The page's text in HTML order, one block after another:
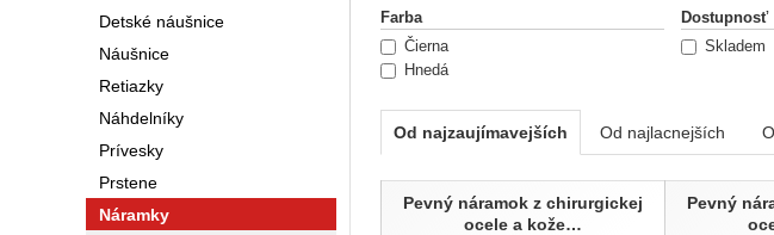
Filtrovanie podľa parametrov
Farba
Čierna
Hnedá
Dostupnosť
Skladem
Od najzaujímavejších Od najlacnejších
Produkty
Pevný náramok z chirurgickej
ocele a kože…
Pevný
Detské náušnice
Náušnice
Retiazky
Náhdelníky
Prívesky
Prstene
Náramky